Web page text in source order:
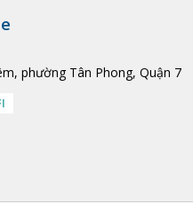
phường Tân Phong, Quận 7